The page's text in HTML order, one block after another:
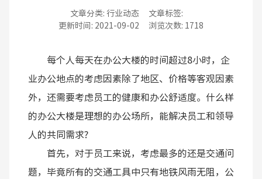
文章分类: 行业动态
文章标签:
更新时间: 2021-09-02 浏览次数: 1718
每个人每天在办公大楼的时间超过8小时，企
业办公地点的考虑因素除了地区、价格等客观因素
外，还需要考虑员工的健康和办公舒适度。什么样
的办公大楼是理想的办公场所，能解决员工和领导
人的共同需求?
首先，对于员工来说，考虑最多的还是交通问
题，毕竟所有的交通工具中只有地铁风雨无阻，公